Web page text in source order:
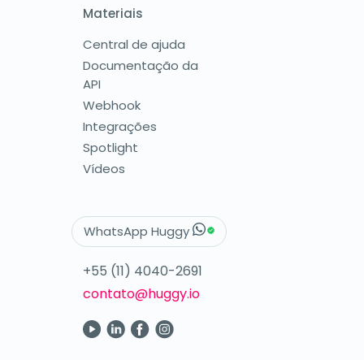
Materiais
Central de ajuda
Documentação da
API
Webhook
Integrações
Spotlight
Vídeos
WhatsApp Huggy
+55 (11) 4040-2691
contato@huggy.io